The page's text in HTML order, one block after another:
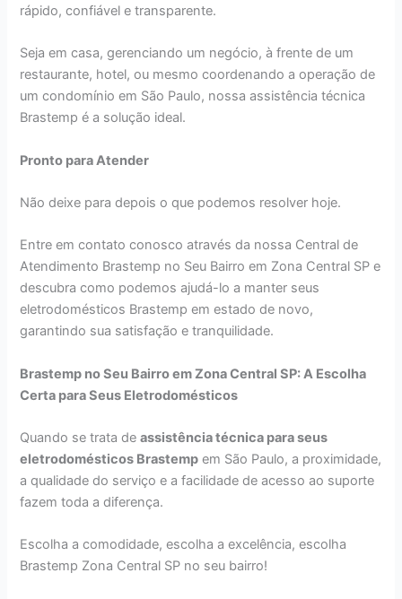
rápido, confiável e transparente.
Seja em casa, gerenciando um negócio, à frente de um
restaurante, hotel, ou mesmo coordenando a operação de
um condomínio em São Paulo, nossa assistência técnica
Brastemp é a solução ideal.
Pronto para Atender
Não deixe para depois o que podemos resolver hoje.
Entre em contato conosco através da nossa Central de
Atendimento Brastemp no Seu Bairro em Zona Central SP e
descubra como podemos ajudá-lo a manter seus
eletrodomésticos Brastemp em estado de novo,
garantindo sua satisfação e tranquilidade.
Brastemp no Seu Bairro em Zona Central SP: A Escolha
Certa para Seus Eletrodomésticos
Quando se trata deassistência técnica para seus
eletrodomésticos Brastemp em São Paulo, a proximidade,
a qualidade do serviço e a facilidade de acesso ao suporte
fazem toda a diferença.
Escolha a comodidade, escolha a excelência, escolha
Brastemp Zona Central SP no seu bairro!